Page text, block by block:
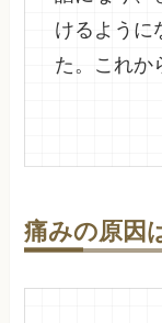
けるように
た 。これか
痛みの原因